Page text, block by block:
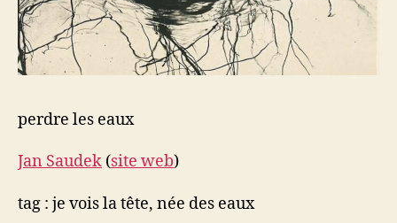
perdre les eaux
Jan Saudek (site web)
tag : je vois la tête, née des eaux